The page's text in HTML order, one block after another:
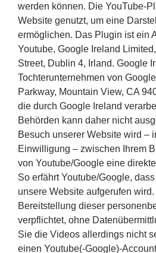
werden können. Die YouTube-
Website genutzt, um eine
ermöglichen. Das Plugin ist ein
Youtube, Google Ireland
Street, Dublin 4, Irland. Google
Tochterunternehmen von
Parkway, Mountain View, CA
die durch Google Ireland
Behörden kann daher nicht
Besuch unserer Website wird –
Einwilligung – zwischen Ihrem
von Youtube/Google eine
So erfährt Youtube/Google,
unsere Website aufgerufen
Bereitstellung dieser
verpflichtet, ohne
Sie die Videos allerdings nicht
einen Youtube(-Google)-